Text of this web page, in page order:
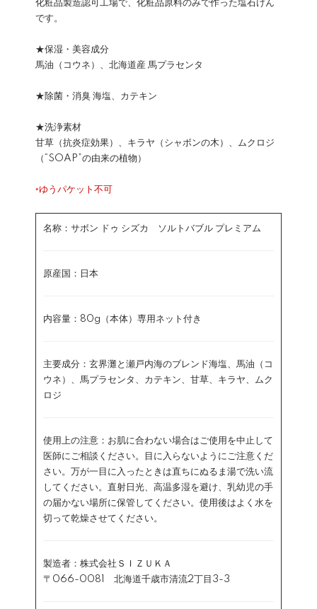
化粧品製造認可工場で、化粧品原料のみで作った塩石けん
です。
★保湿・美容成分
馬油（コウネ）、北海道産 馬プラセンタ
★除菌・消臭 海塩、カテキン
★洗浄素材
甘草（抗炎症効果）、キラヤ（シャボンの木）、ムクロジ
（“SOAP”の由来の植物）
◦ゆうパケット不可
名称：サボン ドゥ シズカ ソルトバブル プレミアム
原産国：日本
内容量：80g（本体）専用ネット付き
主要成分：玄界灘と瀬戸内海のブレンド海塩、馬油（コ
ウネ）、馬プラセンタ、カテキン、甘草、キラヤ、ムク
ロジ
使用上の注意：お肌に合わない場合はご使用を中止して
医師にご相談ください。目に入らないようにご注意くだ
さい。万が一目に入ったときは直ちにぬるま湯で洗い流
してください。直射日光、高温多湿を避け、乳幼児の手
の届かない場所に保管してください。使用後はよく水を
切って乾燥させてください。
製造者：株式会社ＳＩＺＵＫＡ
〒066-0081 北海道千歳市清流2丁目3-3